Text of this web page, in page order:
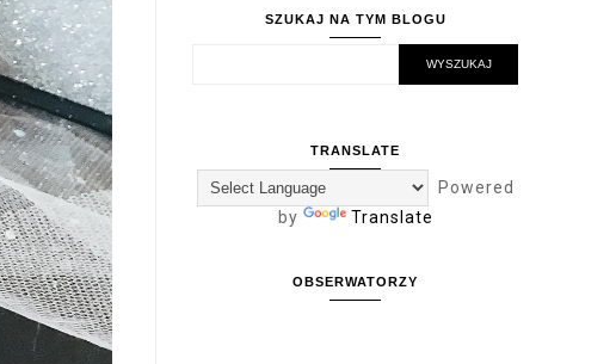
SZUKAJ NA TYM BLOGU
TRANSLATE
Powered
by
Translate
OBSERWATORZY